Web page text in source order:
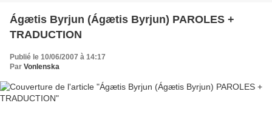
Ágætis Byrjun (Ágætis Byrjun) PAROLES +
TRADUCTION
Publié le 10/06/2007 à 14:17
Par Vonlenska